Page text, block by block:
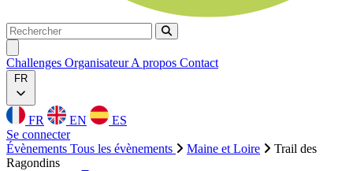
Rechercher
Rechercher
Challenges OrganisateurA propos Contact
FR
FR EN
ES
Se connecter
Évènements Tous les évènements Maine et Loire
Trail des
Ragondins